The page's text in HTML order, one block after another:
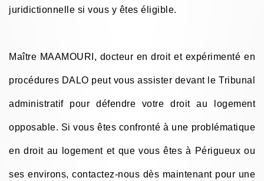
juridictionnelle si vous y êtes éligible.
Maître MAAMOURI, docteur en droit et expérimenté en
procédures DALO peut vous assister devant le Tribunal
administratif pour défendre votre droit au logement
opposable. Si vous êtes confronté à une problématique
en droit au logement et que vous êtes à Périgueux ou
ses environs, contactez-nous dès maintenant pour une